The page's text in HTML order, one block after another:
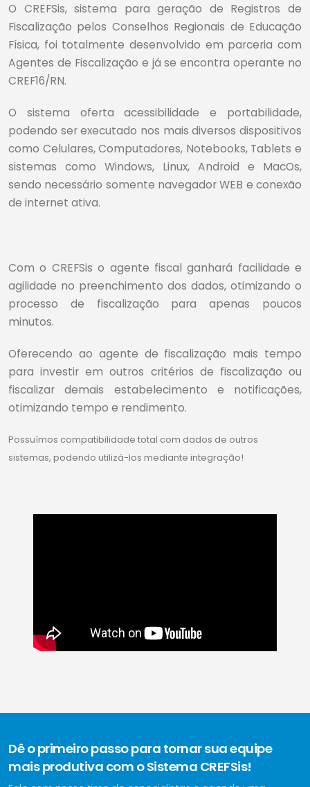
O CREFSis, sistema para geração de Registros de
Fiscalização pelos Conselhos Regionais de Educação
Física, foi totalmente desenvolvido em parceria com
Agentes de Fiscalização e já se encontra operante no
CREF16/RN.
O sistema oferta acessibilidade e portabilidade,
podendo ser executado nos mais diversos dispositivos
como Celulares, Computadores, Notebooks, Tablets e
sistemas como Windows, Linux, Android e MacOs,
sendo necessário somente navegador WEB e conexão
de internet ativa.
Com o CREFSis o agente fiscal ganhará facilidade e
agilidade no preenchimento dos dados, otimizando o
processo de fiscalização para apenas poucos
minutos.
Oferecendo ao agente de fiscalização mais tempo
para investir em outros critérios de fiscalização ou
fiscalizar demais estabelecimento e notificações,
otimizando tempo e rendimento.
Possuímos compatibilidade total com dados de outros
sistemas, podendo utilizá-los mediante integração!
Dê o primeiro passo para tornar sua equipe
mais produtiva com o Sistema CREFSis!